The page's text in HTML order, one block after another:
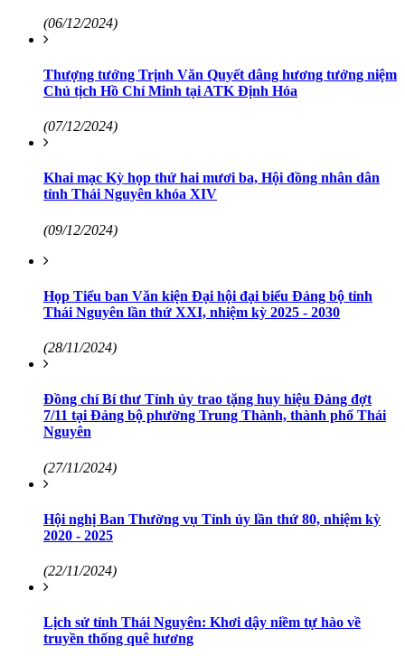
(06/12/2024)
Thượng tướng Trịnh Văn Quyết dâng hương tưởng niệm
Chủ tịch Hồ Chí Minh tại ATK Định Hóa
(07/12/2024)
Khai mạc Kỳ họp thứ hai mươi ba, Hội đồng nhân dân
tỉnh Thái Nguyên khóa XIV
(09/12/2024)
Họp Tiểu ban Văn kiện Đại hội đại biểu Đảng bộ tỉnh
Thái Nguyên lần thứ XXI, nhiệm kỳ 2025 - 2030
(28/11/2024)
Đồng chí Bí thư Tỉnh ủy trao tặng huy hiệu Đảng đợt
7/11 tại Đảng bộ phường Trung Thành, thành phố Thái
Nguyên
(27/11/2024)
Hội nghị Ban Thường vụ Tỉnh ủy lần thứ 80, nhiệm kỳ
2020 - 2025
(22/11/2024)
Lịch sử tỉnh Thái Nguyên: Khơi dậy niềm tự hào về
truyền thống quê hương